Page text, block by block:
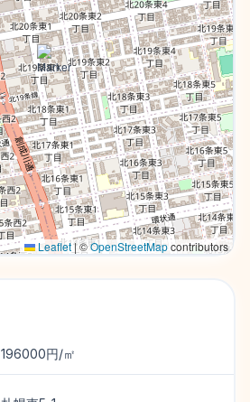
Leaflet|©OpenStreetMapcontributors
196000円/㎡